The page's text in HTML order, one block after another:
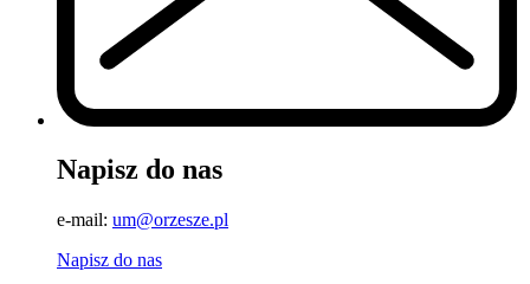
Napisz do nas
e-mail: um@orzesze.pl
Napisz do nas